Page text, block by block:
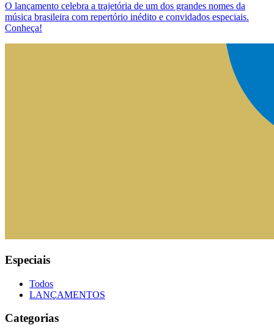
O lançamento celebra a trajetória de um dos grandes nomes da
música brasileira com repertório inédito e convidados especiais.
Conheça!
Especiais
Todos
LANÇAMENTOS
Categorias